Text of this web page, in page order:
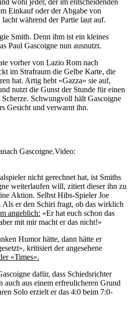
Einkauf oder der Abgabe von
während der Partie laut auf.
Smith. Denn ihm ist ein kleines
Paul Gascoigne nun ausnutzt.
vorher von Lazio Rom nach
im Strafraum die Gelbe Karte, die
hat. Artig hebt «Gazza» sie auf,
nutzt die Gunst der Stunde für einen
Schwungvoll hält Gascoigne
Gesicht und verwarnt ihn.
Gascoigne.Video:
nicht gerechnet hat, ist Smiths
weiterlaufen will, zitiert dieser ihn zu
Aktion. Selbst Hibs-Spieler Joe
Als er den Schiri fragt, ob das wirklich
angeblich: «Er hat euch schon das
mit mir macht er das nicht!»
Humor hätte, dann hätte er
kritisiert der angesehene
«Times».
dafür, dass Schiedsrichter
auch aus einem erfreulicheren Grund
Solo erzielt er das 4:0 beim 7:0-